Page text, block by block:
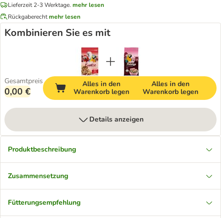
Lieferzeit 2-3 Werktage. mehr lesen
Rückgaberechtmehr lesen
Kombinieren Sie es mit
Gesamtpreis
0,00 €
Alles in den
Warenkorb legen
Alles in den
Warenkorb legen
Details anzeigen
Produktbeschreibung
Zusammensetzung
Fütterungsempfehlung